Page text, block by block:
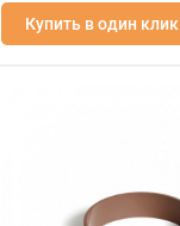
Купить в один клик